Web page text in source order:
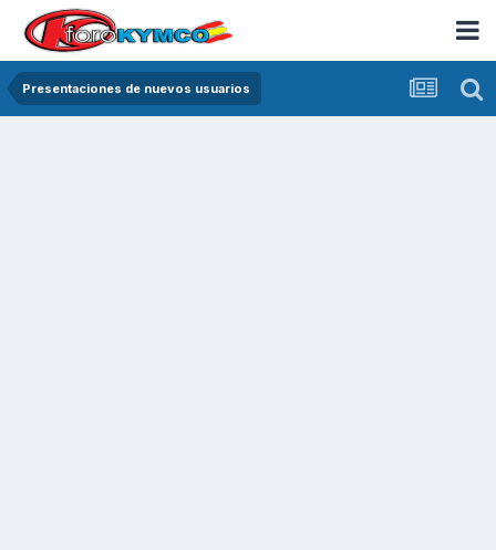
Presentaciones de nuevos usuarios